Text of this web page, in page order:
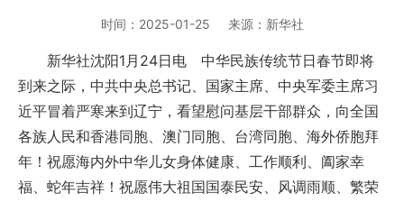
时间： 2025-01-25 来源： 新华社
新华社沈阳1月24日电 中华民族传统节日春节即将
到来之际，中共中央总书记、国家主席、中央军委主席习
近平冒着严寒来到辽宁，看望慰问基层干部群众，向全国
各族人民和香港同胞、澳门同胞、台湾同胞、海外侨胞拜
年！祝愿海内外中华儿女身体健康、工作顺利、阖家幸
福、蛇年吉祥！祝愿伟大祖国国泰民安、风调雨顺、繁荣